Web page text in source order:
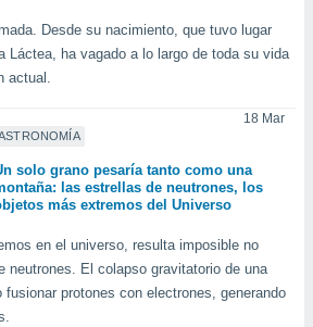
Desde su nacimiento, que tuvo lugar
Láctea, ha vagado a lo largo de toda su vida
actual.
18 Mar
solo grano pesaría tanto como una
las estrellas de neutrones, los
más extremos del Universo
en el universo, resulta imposible no
neutrones. El colapso gravitatorio de una
fusionar protones con electrones, generando